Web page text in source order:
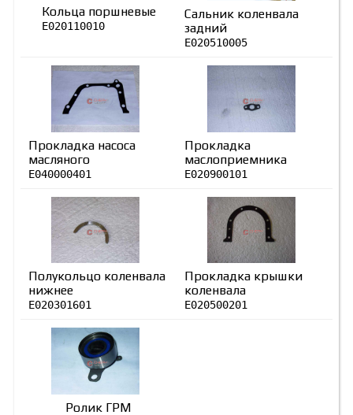
Кольца поршневые
E020110010
Сальник коленвала
задний
E020510005
Прокладка насоса
масляного
E040000401
Прокладка
маслоприемника
E020900101
Полукольцо коленвала
нижнее
E020301601
Прокладка крышки
коленвала
E020500201
Ролик ГРМ